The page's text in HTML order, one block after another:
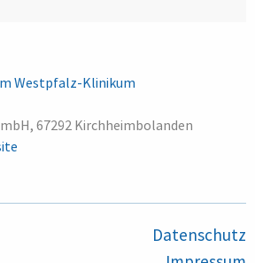
Westpfalz-Klinikum
67292 Kirchheimbolanden
Datenschutz